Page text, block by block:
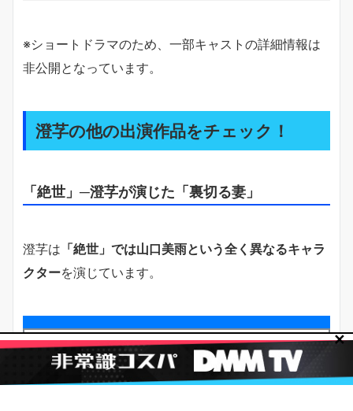
※ショートドラマのため、一部キャストの詳細情報は
非公開となっています。
澄芓の他の出演作品をチェック！
「絶世」─澄芓が演じた「裏切る妻」
澄芓は 「絶世」では山口美雨という全く異なるキャラ
クターを演じています。
「絶世」では夫を見下して離婚を切り出す妻
を演じる
✕